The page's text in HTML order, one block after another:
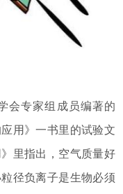
会专家组成员编著的
用》一书里的试验文
里指出，空气质量好
径负离子是生物必须